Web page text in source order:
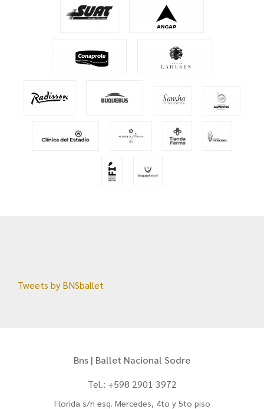
Tweets by BNSballet
Bns | Ballet Nacional Sodre
Tel.: +598 2901 3972
Florida s/n esq. Mercedes, 4to y 5to piso